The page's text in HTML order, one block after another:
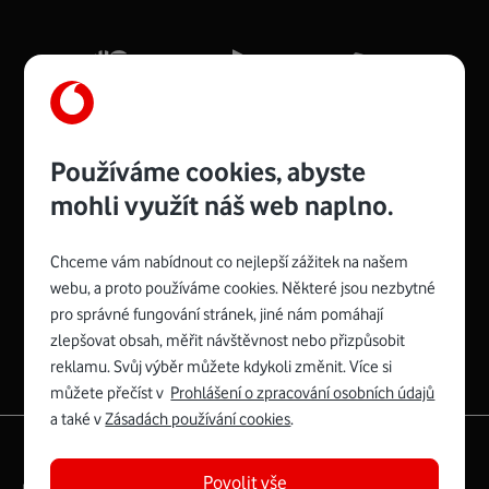
Více o COMPAL CH7465VF
Zyxel VMG8623-T50B:
Rozměry modemu jsou 16 x 22 x 7,5 cm (včetně stojánku)
a nabízí 4 gigabitové LAN porty a bezdrátové připojení Wi-
Fi ve verzích 802.11 b/g/n/ac pro frekvenci 2,4 GHz a
Mb/s.
Spojte se s Vodafonem
Používáme cookies, abyste
mohli využít náš web naplno.
Chceme vám nabídnout co nejlepší zážitek na našem
webu, a proto používáme cookies. Některé jsou nezbytné
pro správné fungování stránek, jiné nám pomáhají
zlepšovat obsah, měřit návštěvnost nebo přizpůsobit
reklamu. Svůj výběr můžete kdykoli změnit. Více si
můžete přečíst v Prohlášení o zpracování osobních údajů
a také vZásadách používání cookies.
Povolit vše